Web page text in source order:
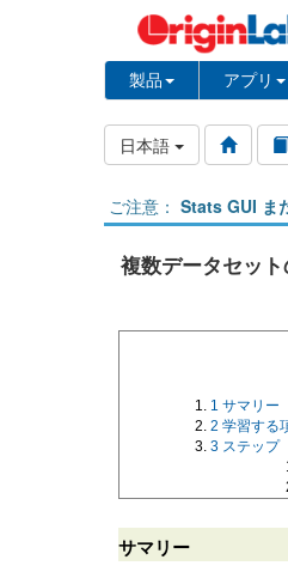
製品 アプリ
日本語
ご注意： Stats GUI ま
複数データセッ
1 サマリー
2 学習する
3 ステップ
サマリー